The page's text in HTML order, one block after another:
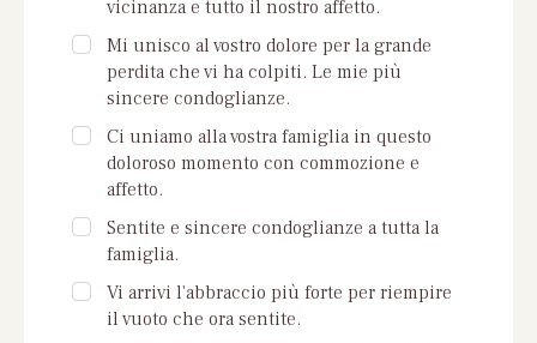
vicinanza e tutto il nostro affetto.
Mi unisco al vostro dolore per la grande
perdita che vi ha colpiti. Le mie più
sincere condoglianze.
Ci uniamo alla vostra famiglia in questo
doloroso momento con commozione e
affetto.
Sentite e sincere condoglianze a tutta la
famiglia.
Vi arrivi l'abbraccio più forte per riempire
il vuoto che ora sentite.